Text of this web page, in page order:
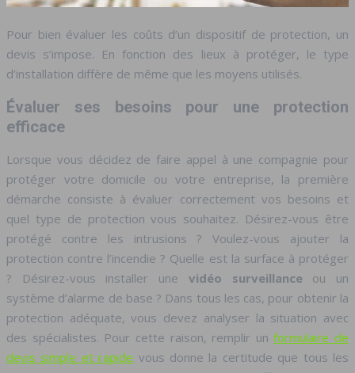
Pour bien évaluer les coûts d’un dispositif de protection, un
devis s’impose. En fonction des lieux à protéger, le type
d’installation diffère de même que les moyens utilisés.
Évaluer ses besoins pour une protection
efficace
Lorsque vous décidez de faire appel à une compagnie pour
protéger votre domicile ou votre entreprise, la première
démarche consiste à évaluer correctement vos besoins et
quel type de protection vous souhaitez. Désirez-vous être
protégé contre les intrusions ? Voulez-vous ajouter la
protection contre l’incendie ? Quelle est la surface à protéger
? Désirez-vous installer une vidéo surveillance ou un
système d’alarme de base ? Dans tous les cas, pour obtenir la
protection adéquate, vous devez analyser la situation avec
des spécialistes. Pour cette raison, remplir unformulaire de
devis simple et rapide vous donne la certitude que tous les